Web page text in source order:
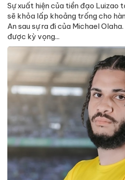
Sự xuất hiện của tiền đạo Luizao
sẽ khỏa lấp khoảng trống cho
An sau sự ra đi của Michael
được kỳ vọng...